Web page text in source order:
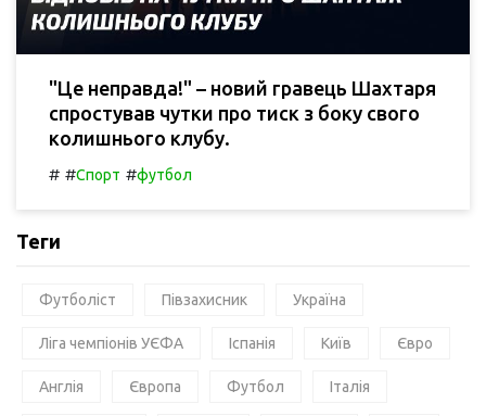
"Це неправда!" – новий гравець Шахтаря
спростував чутки про тиск з боку свого
колишнього клубу.
# #Спорт #футбол
Теги
Футболіст Півзахисник Україна
Ліга чемпіонів УЄФА Іспанія Київ Євро
Англія Європа Футбол Італія